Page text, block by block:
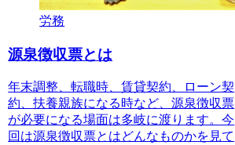
労務
源泉徴収票とは
年末調整、転職時、賃貸契約、ローン契
約、扶養親族になる時など、源泉徴収票
が必要になる場面は多岐に渡ります。今
回は源泉徴収票とはどんなものかを見て